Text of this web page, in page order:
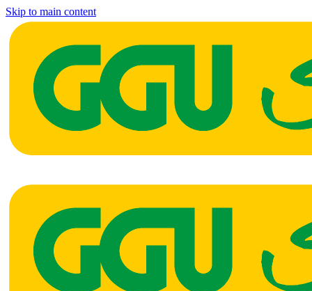
Skip to main content